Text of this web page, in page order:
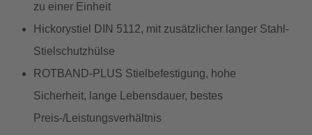
zu einer Einheit
Hickorystiel DIN 5112, mit zusätzlicher langer Stahl-
Stielschutzhülse
ROTBAND-PLUS Stielbefestigung, hohe
Sicherheit, lange Lebensdauer, bestes
Preis-/Leistungsverhältnis